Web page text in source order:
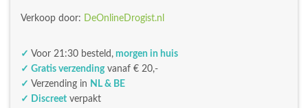
Verkoop door: DeOnlineDrogist.nl
✓ Voor 21:30 besteld, morgen in huis
✓ Gratis verzendingvanaf € 20,-
✓ Verzending in NL & BE
✓ Discreet verpakt